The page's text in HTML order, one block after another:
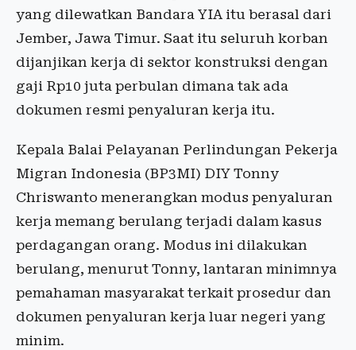
yang dilewatkan Bandara YIA itu berasal dari
Jember, Jawa Timur. Saat itu seluruh korban
dijanjikan kerja di sektor konstruksi dengan
gaji Rp10 juta perbulan dimana tak ada
dokumen resmi penyaluran kerja itu.
Kepala Balai Pelayanan Perlindungan Pekerja
Migran Indonesia (BP3MI) DIY Tonny
Chriswanto menerangkan modus penyaluran
kerja memang berulang terjadi dalam kasus
perdagangan orang. Modus ini dilakukan
berulang, menurut Tonny, lantaran minimnya
pemahaman masyarakat terkait prosedur dan
dokumen penyaluran kerja luar negeri yang
minim.